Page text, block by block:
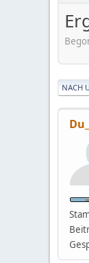
NACH